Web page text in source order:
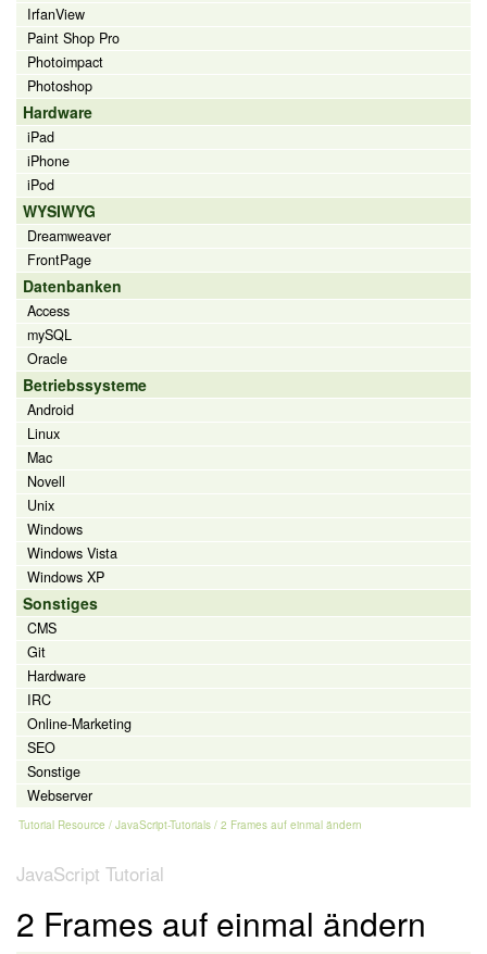
IrfanView
Paint Shop Pro
Photoimpact
Photoshop
Hardware
iPad
iPhone
iPod
WYSIWYG
Dreamweaver
FrontPage
Datenbanken
Access
mySQL
Oracle
Betriebssysteme
Android
Linux
Mac
Novell
Unix
Windows
Windows Vista
Windows XP
Sonstiges
CMS
Git
Hardware
IRC
Online-Marketing
SEO
Sonstige
Webserver
Tutorial Resource / JavaScript-Tutorials / 2 Frames auf einmal ändern
JavaScript Tutorial
2 Frames auf einmal ändern